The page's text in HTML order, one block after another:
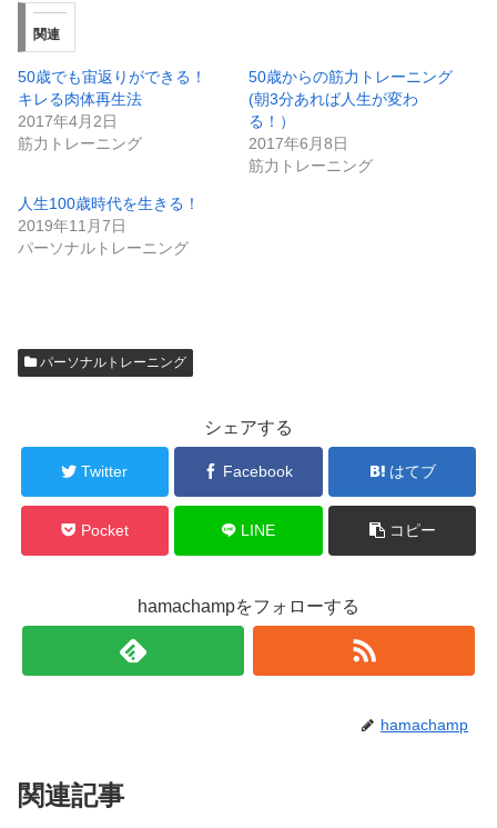
関連
50歳でも宙返りができる！
キレる肉体再生法
2017年4月2日
筋力トレーニング
50歳からの筋力トレーニング
(朝3分あれば人生が変わ
る！）
2017年6月8日
筋力トレーニング
人生100歳時代を生きる！
2019年11月7日
パーソナルトレーニング
パーソナルトレーニング
シェアする
Twitter Facebook はてブ
Pocket LINE コピー
hamachampをフォローする
hamachamp
関連記事